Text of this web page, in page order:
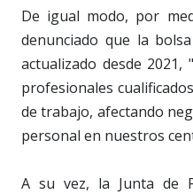
De igual modo, por
denunciado que la
actualizado desde
profesionales
de trabajo, afectando
personal en nuestros
A su vez, la Junta de